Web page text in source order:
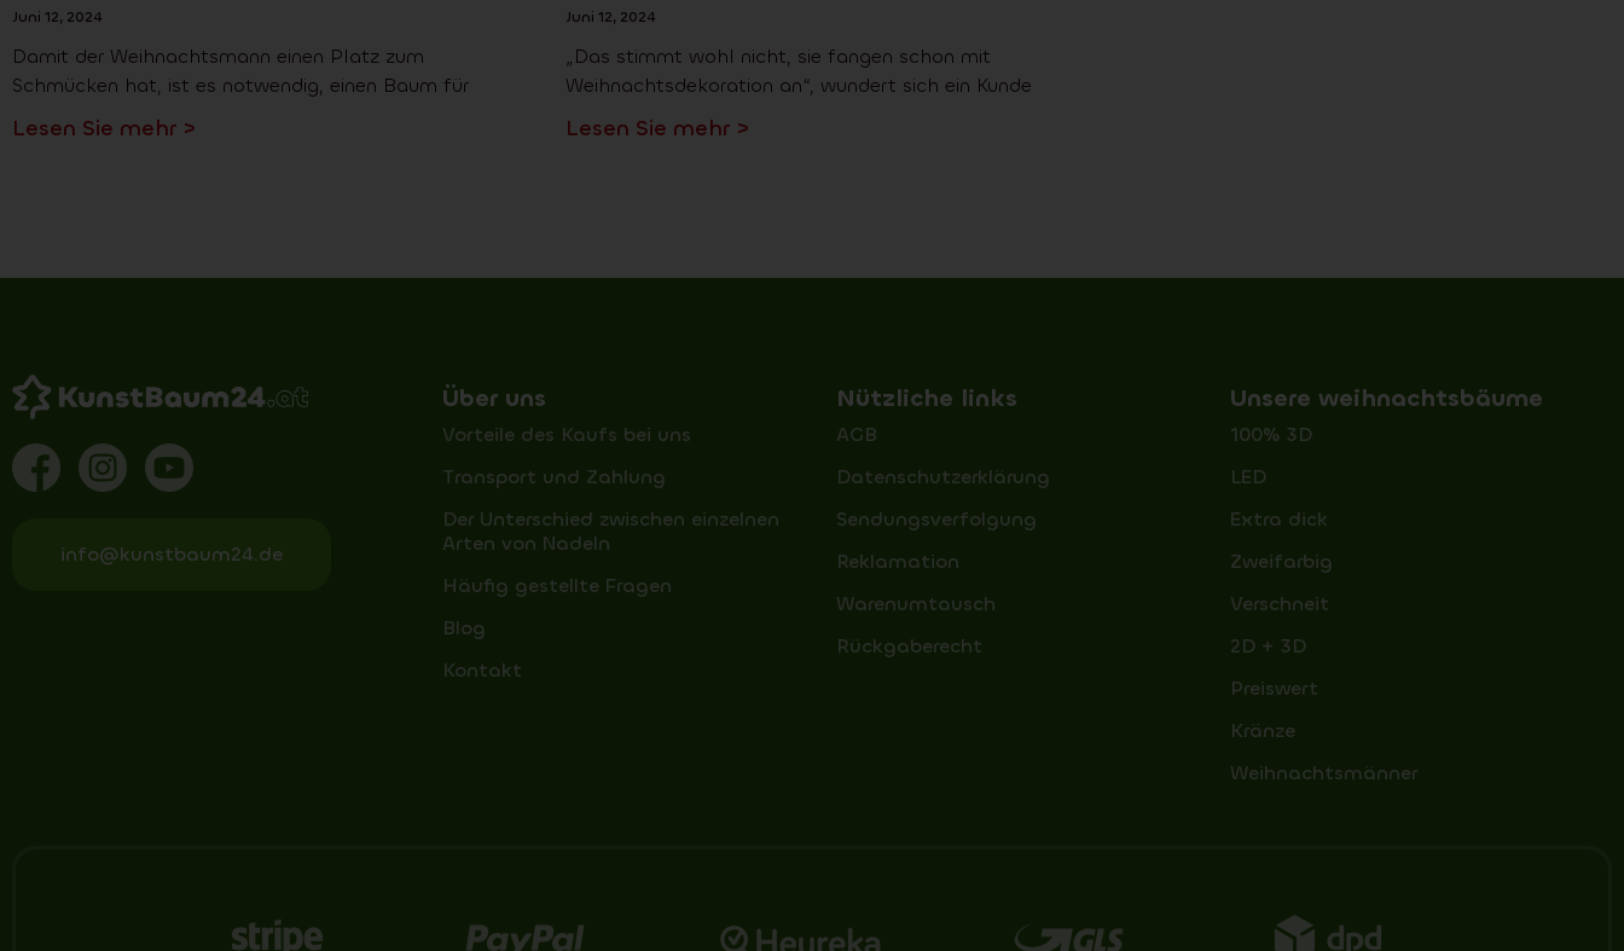
Juni 12, 2024
Damit der Weihnachtsmann einen Platz zum
Schmücken hat, ist es notwendig, einen Baum für
Lesen Sie mehr >
Juni 12, 2024
„Das stimmt wohl nicht, sie fangen schon mit
Weihnachtsdekoration an“, wundert sich ein Kunde
Lesen Sie mehr >
info@kunstbaum24.de
Über uns
Vorteile des Kaufs bei uns
Transport und Zahlung
Der Unterschied zwischen einzelnen
Arten von Nadeln
Häufig gestellte Fragen
Blog
Kontakt
Nützliche links
AGB
Datenschutzerklärung
Sendungsverfolgung
Reklamation
Warenumtausch
Rückgaberecht
Unsere weihnachtsbäume
100% 3D
LED
Extra dick
Zweifarbig
Verschneit
2D + 3D
Preiswert
Kränze
Weihnachtsmänner